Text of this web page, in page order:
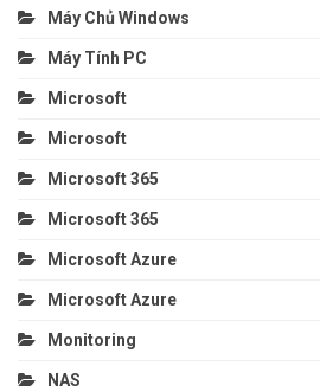
Máy Chủ Windows
Máy Tính PC
Microsoft
Microsoft
Microsoft 365
Microsoft 365
Microsoft Azure
Microsoft Azure
Monitoring
NAS